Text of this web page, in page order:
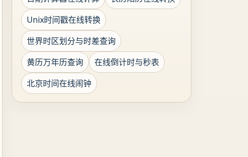
Unix时间戳在线转换
世界时区划分与时差查询
黄历万年历查询
在线倒计时与秒表
北京时间在线闹钟